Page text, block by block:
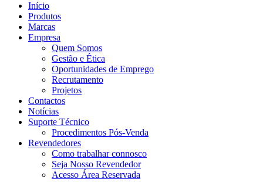
Início
Produtos
Marcas
Empresa
Quem Somos
Gestão e Ética
Oportunidades de Emprego
Recrutamento
Projetos
Contactos
Notícias
Suporte Técnico
Procedimentos Pós-Venda
Revendedores
Como trabalhar connosco
Seja Nosso Revendedor
Acesso Área Reservada